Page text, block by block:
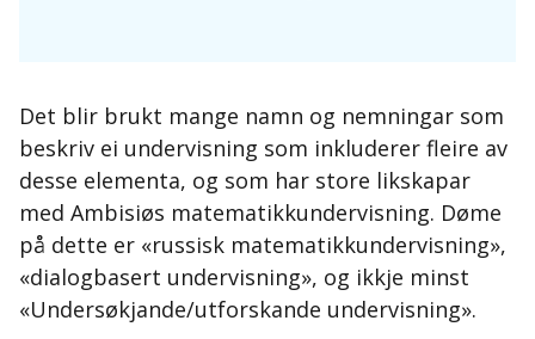
Det blir brukt mange namn og nemningar som
beskriv ei undervisning som inkluderer fleire av
desse elementa, og som har store likskapar
med Ambisiøs matematikkundervisning. Døme
på dette er «russisk matematikkundervisning»,
«dialogbasert undervisning», og ikkje minst
«Undersøkjande/utforskande undervisning».